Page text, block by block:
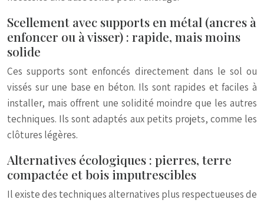
Scellement avec supports en métal (ancres à
enfoncer ou à visser) : rapide, mais moins
solide
Ces supports sont enfoncés directement dans le sol ou
vissés sur une base en béton. Ils sont rapides et faciles à
installer, mais offrent une solidité moindre que les autres
techniques. Ils sont adaptés aux petits projets, comme les
clôtures légères.
Alternatives écologiques : pierres, terre
compactée et bois imputrescibles
Il existe des techniques alternatives plus respectueuses de